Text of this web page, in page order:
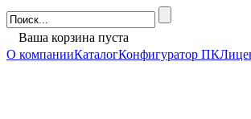
Ваша корзина пуста
О компанииКаталогКонфигуратор ПК